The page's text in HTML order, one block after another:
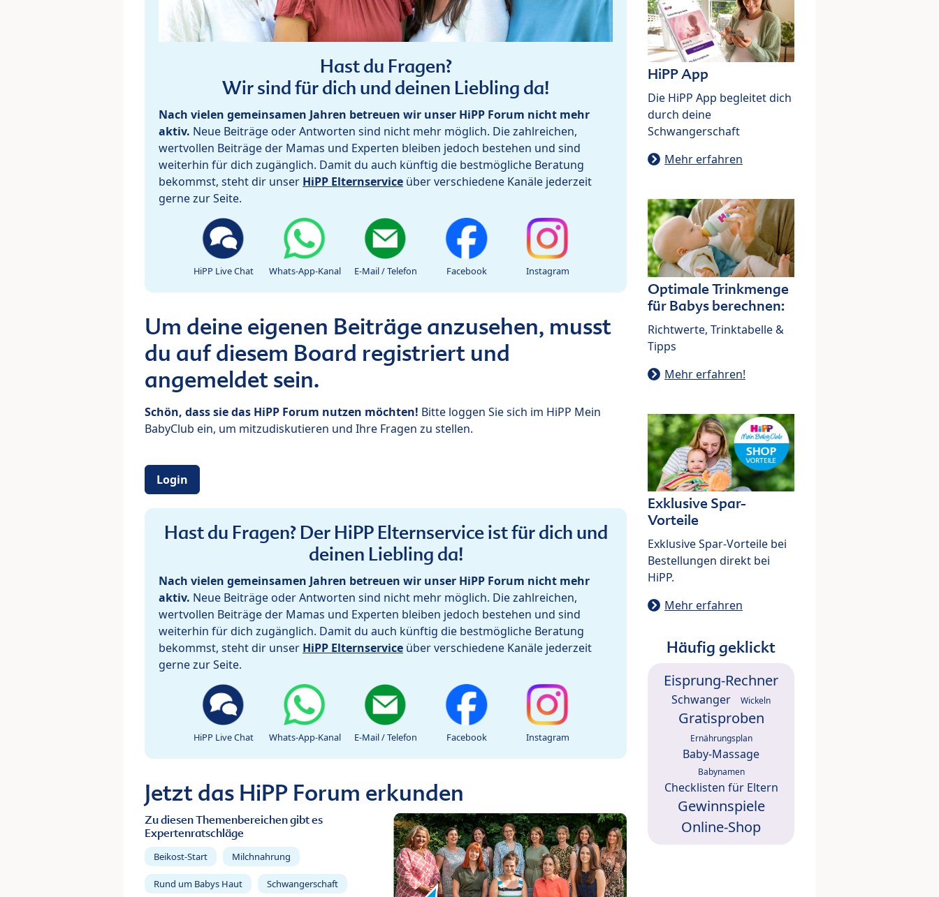
Hast du Fragen?
Wir sind für dich und deinen Liebling da!
Nach vielen gemeinsamen Jahren betreuen wir unser HiPP Forum nicht mehr
aktiv. Neue Beiträge oder Antworten sind nicht mehr möglich. Die zahlreichen,
wertvollen Beiträge der Mamas und Experten bleiben jedoch bestehen und sind
weiterhin für dich zugänglich. Damit du auch künftig die bestmögliche Beratung
bekommst, steht dir unser HiPP Elternservice über verschiedene Kanäle jederzeit
gerne zur Seite.
HiPP Live Chat Whats-App-Kanal E-Mail / Telefon Facebook Instagram
Um deine eigenen Beiträge anzusehen, musst
du auf diesem Board registriert und
angemeldet sein.
Schön, dass sie das HiPP Forum nutzen möchten! Bitte loggen Sie sich im HiPP Mein
BabyClub ein, um mitzudiskutieren und Ihre Fragen zu stellen.
Login
Hast du Fragen? Der HiPP Elternservice ist für dich und
deinen Liebling da!
Nach vielen gemeinsamen Jahren betreuen wir unser HiPP Forum nicht mehr
aktiv. Neue Beiträge oder Antworten sind nicht mehr möglich. Die zahlreichen,
wertvollen Beiträge der Mamas und Experten bleiben jedoch bestehen und sind
weiterhin für dich zugänglich. Damit du auch künftig die bestmögliche Beratung
bekommst, steht dir unser HiPP Elternservice über verschiedene Kanäle jederzeit
gerne zur Seite.
HiPP Live Chat Whats-App-Kanal E-Mail / Telefon Facebook Instagram
Jetzt das HiPP Forum erkunden
Zu diesen Themenbereichen gibt es
Expertenratschläge
Beikost-Start Milchnahrung
Rund um Babys Haut Schwangerschaft
HiPP App
Die HiPP App begleitet dich
durch deine
Schwangerschaft
Mehr erfahren
Optimale Trinkmenge
für Babys berechnen:
Richtwerte, Trinktabelle &
Tipps
Mehr erfahren!
Exklusive Spar-
Vorteile
Exklusive Spar-Vorteile bei
Bestellungen direkt bei
HiPP.
Mehr erfahren
Häufig geklickt
Eisprung-Rechner
Schwanger Wickeln
Gratisproben
Ernährungsplan
Baby-Massage
Babynamen
Checklisten für Eltern
Gewinnspiele
Online-Shop